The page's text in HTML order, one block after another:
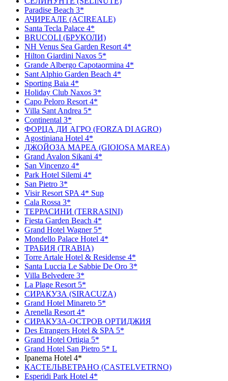
Paradise Beach 3*
АЧИРЕАЛЕ (ACIREALE)
Santa Tecla Palace 4*
BRUCOLI (БРУКОЛИ)
NH Venus Sea Garden Resort 4*
Hilton Giardini Naxos 5*
Grande Albergo Capotaormina 4*
Sant Alphio Garden Beach 4*
Sporting Baia 4*
Holiday Club Naxos 3*
Capo Peloro Resort 4*
Villa Sant Andrea 5*
Continental 3*
ФОРЦА ДИ АГРО (FORZA DI AGRO)
Agostiniana Hotel 4*
ДЖОЙОЗА МАРЕА (GIOIOSA MAREA)
Grand Avalon Sikani 4*
San Vincenzo 4*
Park Hotel Silemi 4*
San Pietro 3*
Visir Resort SPA 4* Sup
Cala Rossa 3*
ТЕРРАСИНИ (TERRASINI)
Fiesta Garden Beach 4*
Grand Hotel Wagner 5*
Mondello Palace Hotel 4*
ТРАБИЯ (TRABIA)
Torre Artale Hotel & Residense 4*
Santa Luccia Le Sabbie De Oro 3*
Villa Belvedere 3*
La Plage Resort 5*
СИРАКУЗА (SIRACUZA)
Grand Hotel Minareto 5*
Arenella Resort 4*
СИРАКУЗА-ОСТРОВ ОРТИДЖИЯ
Des Etrangers Hotel & SPA 5*
Grand Hotel Ortigia 5*
Grand Hotel San Pietro 5* L
Ipanema Hotel 4*
КАСТЕЛЬВЕТРАНО (CASTELVETRNO)
Esperidi Park Hotel 4*